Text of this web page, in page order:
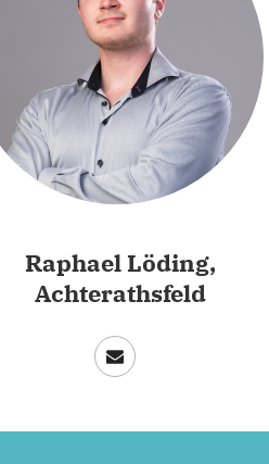
Raphael Löding,
Achterathsfeld